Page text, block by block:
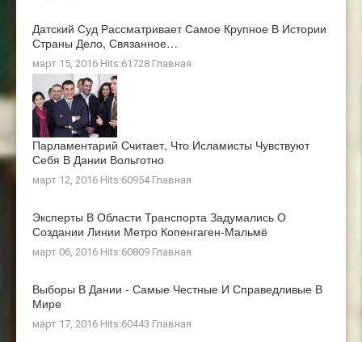
Датский Суд Рассматривает Самое Крупное В Истории
Страны Дело, Связанное…
март 15, 2016 Hits:61728 Главная
Парламентарий Считает, Что Исламисты Чувствуют
Себя В Дании Вольготно
март 12, 2016 Hits:60954 Главная
Эксперты В Области Транспорта Задумались О
Создании Линии Метро Копенгаген-Мальмё
март 06, 2016 Hits:60809 Главная
Выборы В Дании - Самые Честные И Справедливые В
Мире
март 17, 2016 Hits:60443 Главная